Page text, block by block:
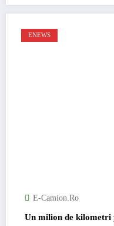
ENEWS
E-Camion.ro
Un milion de kilometri